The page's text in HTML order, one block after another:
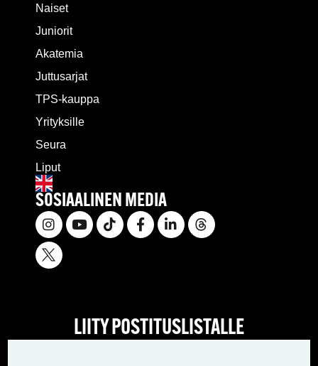
Naiset
Juniorit
Akatemia
Juttusarjat
TPS-kauppa
Yrityksille
Seura
Liput
SOSIAALINEN MEDIA
LIITY POSTITUSLISTALLE